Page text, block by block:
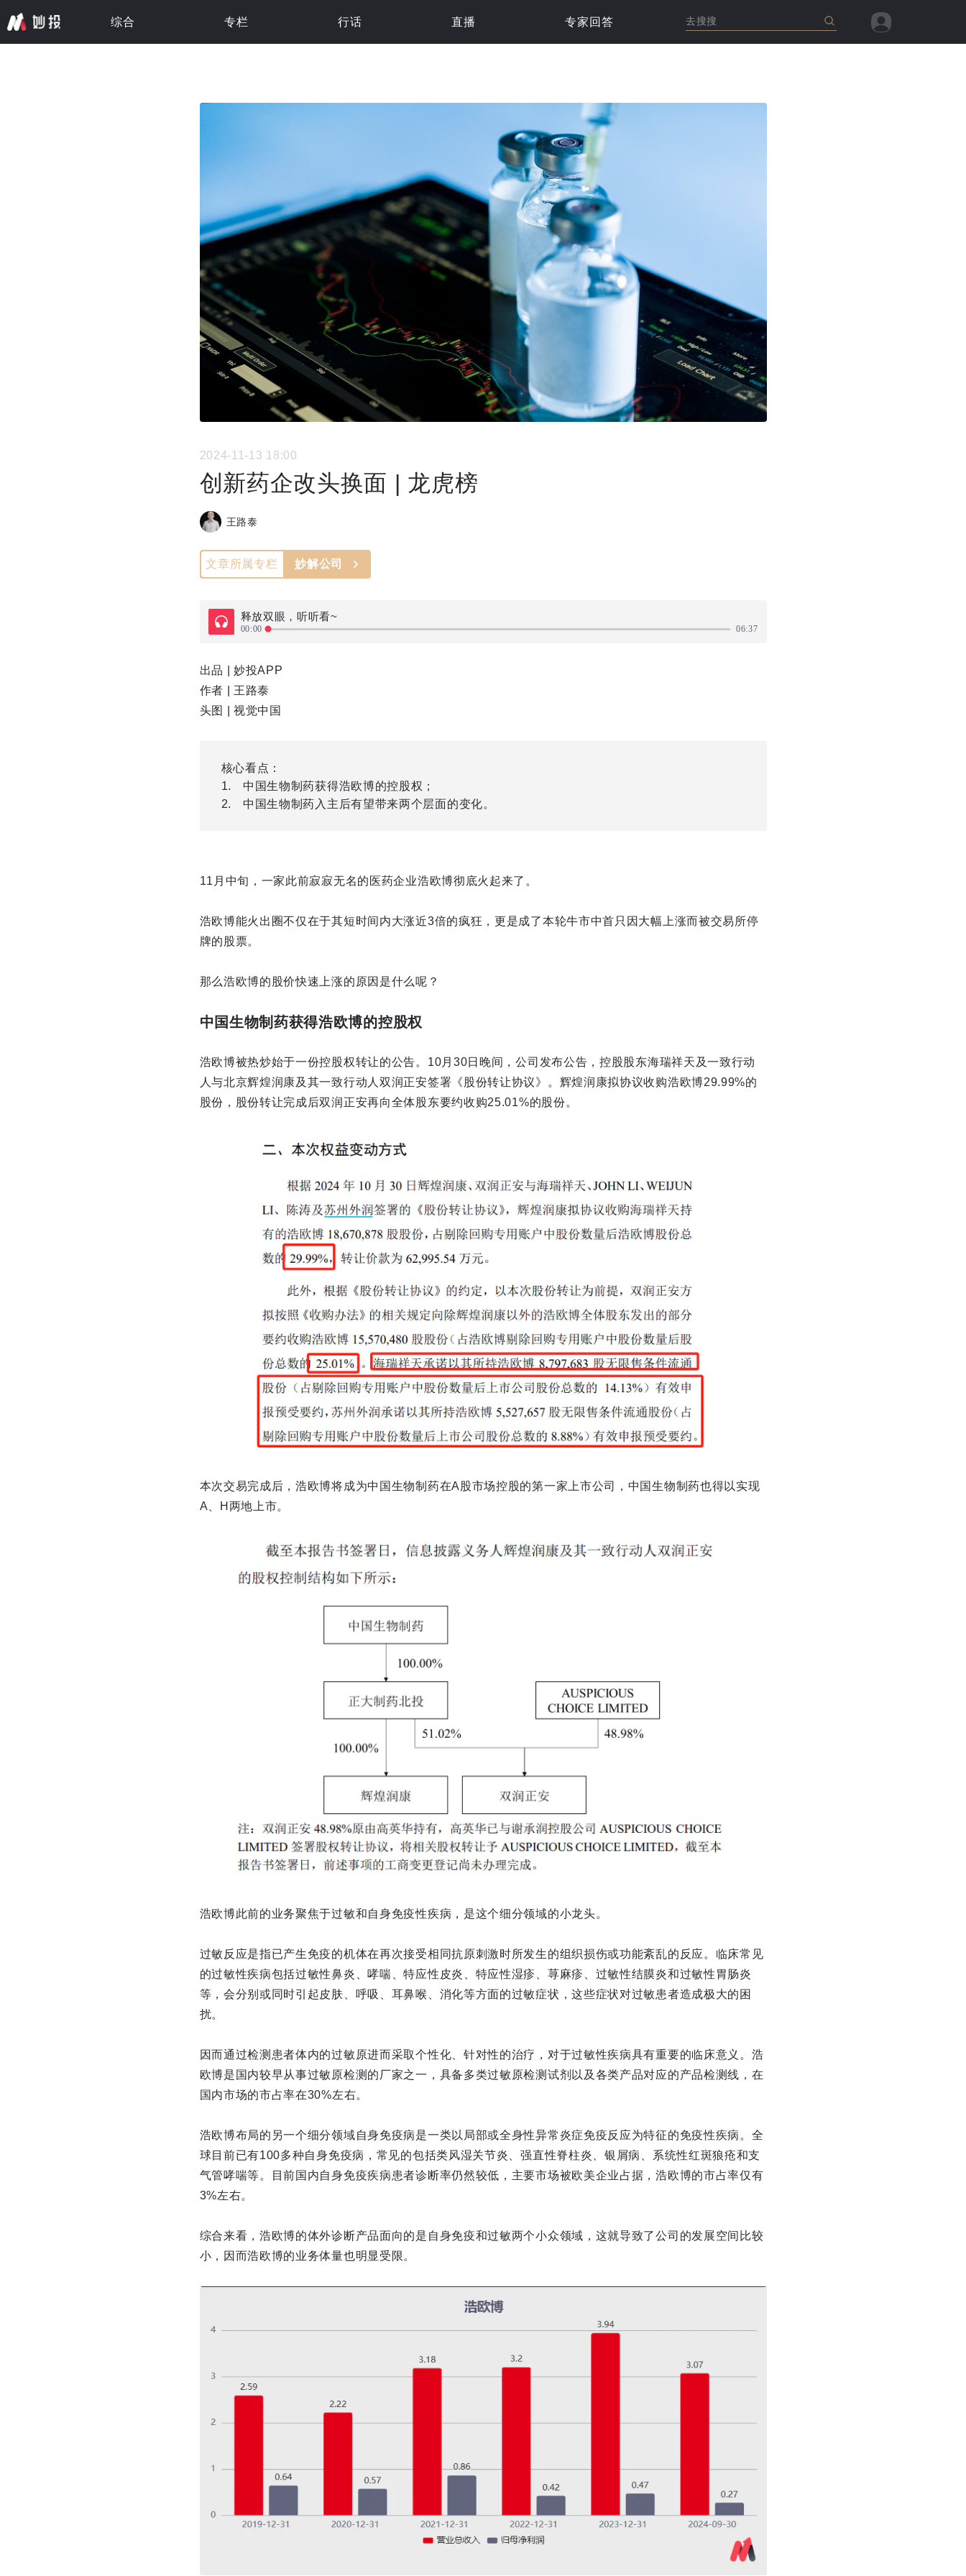
综合 专栏 行话 直播 专家回答 去搜搜
2024-11-13 18:00
创新药企改头换面 | 龙虎榜
王路泰
文章所属专栏 妙解公司
释放双眼，听听看~
00:00 06:37
出品 | 妙投APP
作者 | 王路泰
头图 | 视觉中国
核心看点：
中国生物制药获得浩欧博的控股权；
中国生物制药入主后有望带来两个层面的变化。
11月中旬，一家此前寂寂无名的医药企业浩欧博彻底火起来了。
浩欧博能火出圈不仅在于其短时间内大涨近3倍的疯狂，更是成了本轮牛市中首只因大幅上涨而被交易所停
牌的股票。
那么浩欧博的股价快速上涨的原因是什么呢？
中国生物制药获得浩欧博的控股权
浩欧博被热炒始于一份控股权转让的公告。10月30日晚间，公司发布公告，控股股东海瑞祥天及一致行动
人与北京辉煌润康及其一致行动人双润正安签署《股份转让协议》。辉煌润康拟协议收购浩欧博29.99%的
股份，股份转让完成后双润正安再向全体股东要约收购25.01%的股份。
本次交易完成后，浩欧博将成为中国生物制药在A股市场控股的第一家上市公司，中国生物制药也得以实现
A、H两地上市。
浩欧博此前的业务聚焦于过敏和自身免疫性疾病，是这个细分领域的小龙头。
过敏反应是指已产生免疫的机体在再次接受相同抗原刺激时所发生的组织损伤或功能紊乱的反应。临床常见
的过敏性疾病包括过敏性鼻炎、哮喘、特应性皮炎、特应性湿疹、荨麻疹、过敏性结膜炎和过敏性胃肠炎
等，会分别或同时引起皮肤、呼吸、耳鼻喉、消化等方面的过敏症状，这些症状对过敏患者造成极大的困
扰。
因而通过检测患者体内的过敏原进而采取个性化、针对性的治疗，对于过敏性疾病具有重要的临床意义。浩
欧博是国内较早从事过敏原检测的厂家之一，具备多类过敏原检测试剂以及各类产品对应的产品检测线，在
国内市场的市占率在30%左右。
浩欧博布局的另一个细分领域自身免疫病是一类以局部或全身性异常炎症免疫反应为特征的免疫性疾病。全
球目前已有100多种自身免疫病，常见的包括类风湿关节炎、强直性脊柱炎、银屑病、系统性红斑狼疮和支
气管哮喘等。目前国内自身免疫疾病患者诊断率仍然较低，主要市场被欧美企业占据，浩欧博的市占率仅有
3%左右。
综合来看，浩欧博的体外诊断产品面向的是自身免疫和过敏两个小众领域，这就导致了公司的发展空间比较
小，因而浩欧博的业务体量也明显受限。